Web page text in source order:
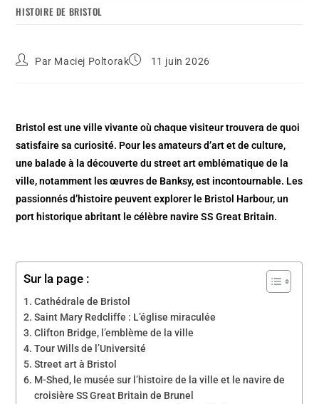
HISTOIRE DE BRISTOL
Par Maciej Poltorak 11 juin 2026
Bristol est une ville vivante où chaque visiteur trouvera de quoi
satisfaire sa curiosité. Pour les amateurs d’art et de culture,
une balade à la découverte du street art emblématique de la
ville, notamment les œuvres de Banksy, est incontournable. Les
passionnés d’histoire peuvent explorer le Bristol Harbour, un
port historique abritant le célèbre navire SS Great Britain.
Sur la page :
Cathédrale de Bristol
Saint Mary Redcliffe : L’église miraculée
Clifton Bridge, l’emblème de la ville
Tour Wills de l’Université
Street art à Bristol
M-Shed, le musée sur l’histoire de la ville et le navire de
croisière SS Great Britain de Brunel